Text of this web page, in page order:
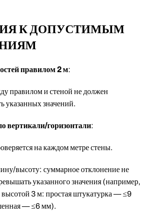
К ДОПУСТИМЫМ
правилом 2 м:
правилом и стеной не должен
указанных значений.
вертикали/горизонтали:
на каждом метре стены.
высоту: суммарное отклонение не
указанного значения (например,
высотой 3 м: простая штукатурка — ≤9
— ≤6 мм).